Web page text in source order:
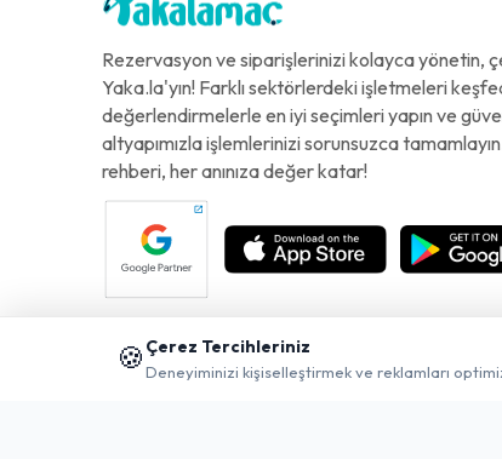
Rezervasyon ve siparişlerinizi kolayca yönetin,
Yaka.la'yın! Farklı sektörlerdeki işletmeleri
değerlendirmelerle en iyi seçimleri yapın ve
altyapımızla işlemlerinizi sorunsuzca
rehberi, her anınıza değer katar!
🍪 Çerez Tercihleriniz
Deneyiminizi kişiselleştirmek ve reklamları